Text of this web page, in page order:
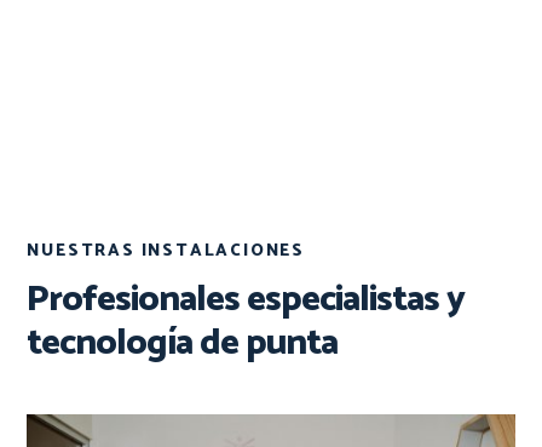
NUESTRAS INSTALACIONES
Profesionales especialistas y
tecnología de punta